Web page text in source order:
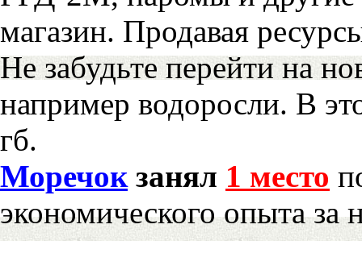
магазин. Продавая
Не забудьте перейти на
например водоросли. В
гб.
Моречокзанял 1 место
экономического опыта за